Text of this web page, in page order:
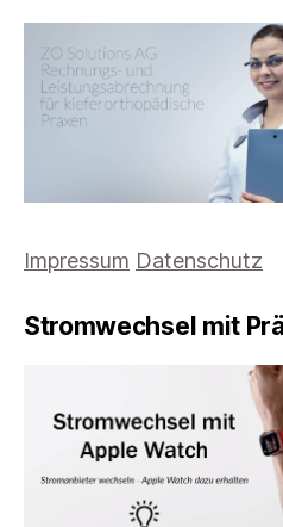
Impressum Datenschutz
Stromwechsel mit